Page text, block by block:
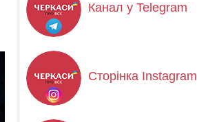
Канал у Telegram
Сторінка Instagram